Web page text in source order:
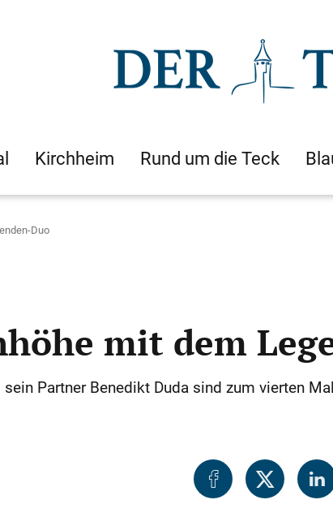
Kirchheim Rund um die Teck
Duo
mit dem
Partner Benedikt Duda sind zum vierten